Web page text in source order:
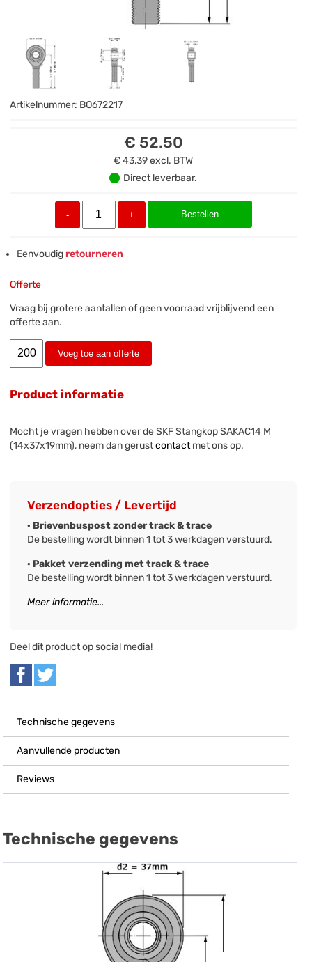
Artikelnummer: BO672217
€ 52.50
€ 43,39excl. BTW
Direct leverbaar.
- + Bestellen
Eenvoudigretourneren
Offerte
Vraag bij grotere aantallen of geen voorraad vrijblijvend een
offerte aan.
Voeg toe aan offerte
Product informatie
Mocht je vragen hebben over de SKF Stangkop SAKAC14 M
(14x37x19mm), neem dan gerustcontactmet ons op.
Verzendopties / Levertijd
· Brievenbuspost zonder track & trace
De bestelling wordt binnen 1 tot 3 werkdagen verstuurd.
· Pakket verzending met track & trace
De bestelling wordt binnen 1 tot 3 werkdagen verstuurd.
Meer informatie...
Deel dit product op social media!
Technische gegevens
Aanvullende producten
Reviews
Technische gegevens